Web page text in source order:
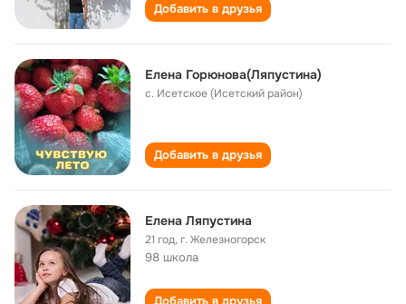
Добавить в друзья
Елена Горюнова(Ляпустина)
с. Исетское (Исетский район)
Добавить в друзья
Елена Ляпустина
21 год,г. Железногорск
98 школа
Добавить в друзья